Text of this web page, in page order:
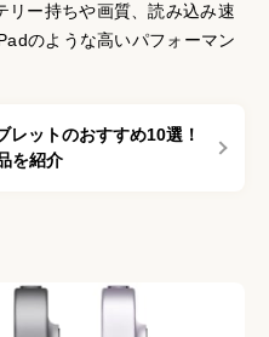
リー持ちや画質、読み込み速
のような高いパフォーマン
ットのおすすめ10選！
を紹介